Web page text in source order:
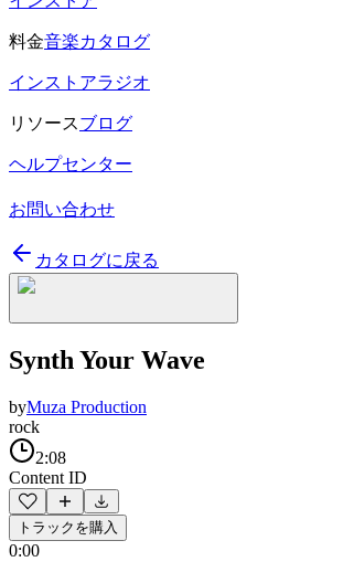
料金音楽カタログ
インストアラジオ
リソースブログ
ヘルプセンター
お問い合わせ
カタログに戻る
Synth Your Wave
byMuza Production
rock
2:08
Content ID
トラックを購入
0:00